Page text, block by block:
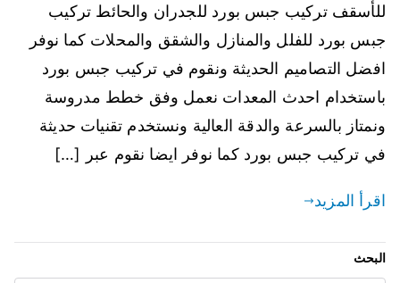
للأسقف تركيب جبس بورد للجدران والحائط تركيب
جبس بورد للفلل والمنازل والشقق والمحلات كما نوفر
افضل التصاميم الحديثة ونقوم في تركيب جبس بورد
باستخدام احدث المعدات نعمل وفق خطط مدروسة
ونمتاز بالسرعة والدقة العالية ونستخدم تقنيات حديثة
في تركيب جبس بورد كما نوفر ايضا نقوم عبر […]
اقرأ المزيد
البحث